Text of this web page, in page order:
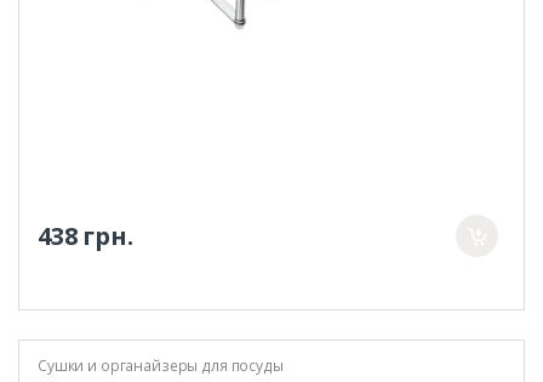
438 грн.
Сушки и органайзеры для посуды